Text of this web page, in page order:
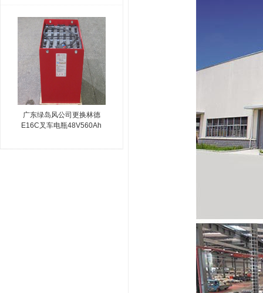
广东绿岛风公司更换林德
E16C叉车电瓶48V560Ah